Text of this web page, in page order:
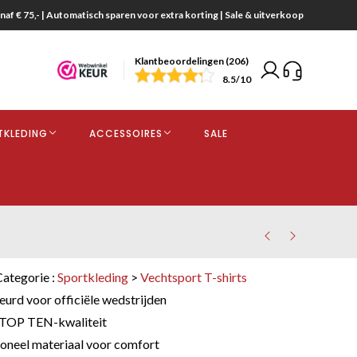
€ 75,- | Automatisch sparen voor extra korting | Sale & uitverkoop
Klantbeoordelingen (206)
8.5/10
ACCESSOIRES SALE
:Sportkleding >Vechtsport T-shirts
voor officiële wedstrijden
TEN-kwaliteit
materiaal voor comfort